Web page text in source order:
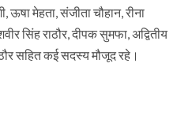
मेहता, संजीता चौहान, रीना
सिंह राठौर, दीपक सुमफा, अद्वितीय
सहित कई सदस्य मौजूद रहे।